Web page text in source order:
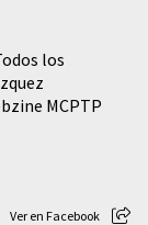
los
MCPTP
Ver en Facebook